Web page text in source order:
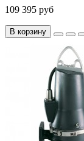
109 395 руб
В корзину